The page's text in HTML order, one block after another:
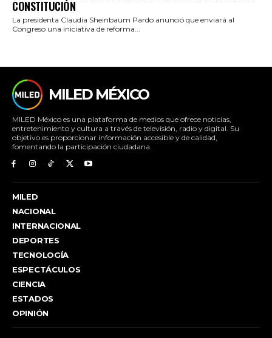
CONSTITUCIÓN
La presidenta Claudia Sheinbaum Pardo anunció que enviará al
Congreso una iniciativa de reforma...
MILED MÉXICO
MILED México es una plataforma de medios que ofrece noticias,
entretenimiento y cultura a través de televisión, radio y digital. Su
objetivo es proporcionar información accesible y de calidad,
fomentando la participación ciudadana.
MILED
NACIONAL
INTERNACIONAL
DEPORTES
TECNOLOGÍA
ESPECTÁCULOS
CIENCIA
ESTADOS
OPINIÓN